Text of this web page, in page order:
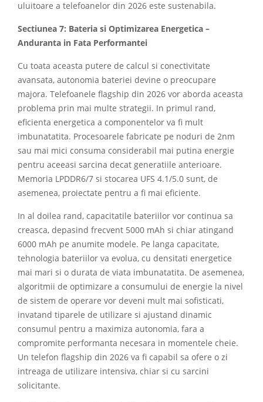
uluitoare a telefoanelor din 2026 este sustenabila.
Sectiunea 7: Bateria si Optimizarea Energetica –
Anduranta in Fata Performantei
Cu toata aceasta putere de calcul si conectivitate
avansata, autonomia bateriei devine o preocupare
majora. Telefoanele flagship din 2026 vor aborda aceasta
problema prin mai multe strategii. In primul rand,
eficienta energetica a componentelor va fi mult
imbunatatita. Procesoarele fabricate pe noduri de 2nm
sau mai mici consuma considerabil mai putina energie
pentru aceeasi sarcina decat generatiile anterioare.
Memoria LPDDR6/7 si stocarea UFS 4.1/5.0 sunt, de
asemenea, proiectate pentru a fi mai eficiente.
In al doilea rand, capacitatile bateriilor vor continua sa
creasca, depasind frecvent 5000 mAh si chiar atingand
6000 mAh pe anumite modele. Pe langa capacitate,
tehnologia bateriilor va evolua, cu densitati energetice
mai mari si o durata de viata imbunatatita. De asemenea,
algoritmii de optimizare a consumului de energie la nivel
de sistem de operare vor deveni mult mai sofisticati,
invatand tiparele de utilizare si ajustand dinamic
consumul pentru a maximiza autonomia, fara a
compromite performanta necesara in momentele cheie.
Un telefon flagship din 2026 va fi capabil sa ofere o zi
intreaga de utilizare intensiva, chiar si cu sarcini
solicitante.